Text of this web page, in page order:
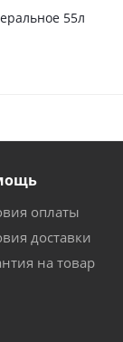
55л
оплаты
доставки
на товар